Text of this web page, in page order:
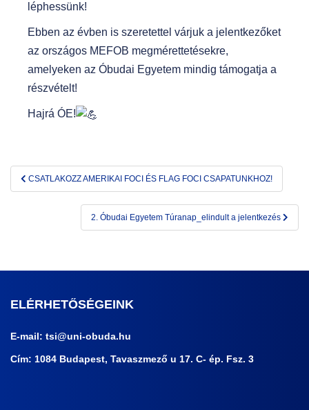
léphessünk!
Ebben az évben is szeretettel várjuk a jelentkezőket
az országos MEFOB megmérettetésekre,
amelyeken az Óbudai Egyetem mindig támogatja a
részvételt!
Hajrá ÓE!
Bejegyzés
navigáció
CSATLAKOZZ AMERIKAI FOCI ÉS FLAG FOCI CSAPATUNKHOZ!
2. Óbudai Egyetem Túranap_elindult a jelentkezés
ELÉRHETŐSÉGEINK
E-mail: tsi@uni-obuda.hu
Cím: 1084 Budapest, Tavaszmező u 17. C- ép. Fsz. 3